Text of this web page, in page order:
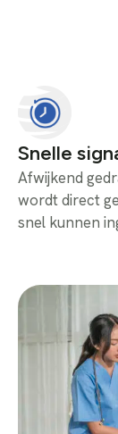
Snelle
Afwijkend
wordt direct
snel kunnen